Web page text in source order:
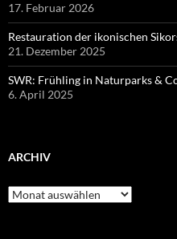
17. Februar 2026
Restauration der ikonischen
21. Dezember 2025
SWR: Frühling in Naturparks &
6. April 2025
ARCHIV
Archiv